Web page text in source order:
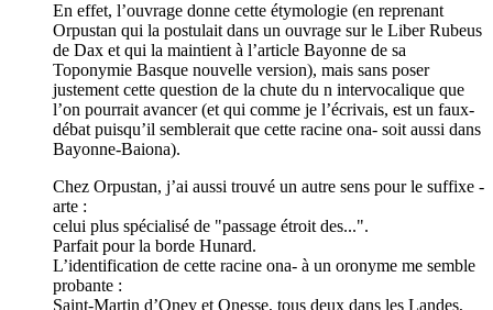
En effet, l’ouvrage donne cette étymologie (en reprenant
Orpustan qui la postulait dans un ouvrage sur le Liber Rubeus
de Dax et qui la maintient à l’article Bayonne de sa
Toponymie Basque nouvelle version), mais sans poser
justement cette question de la chute du n intervocalique que
l’on pourrait avancer (et qui comme je l’écrivais, est un faux-
débat puisqu’il semblerait que cette racine ona- soit aussi dans
Bayonne-Baiona).
Chez Orpustan, j’ai aussi trouvé un autre sens pour le suffixe -
arte :
celui plus spécialisé de "passage étroit des...".
Parfait pour la borde Hunard.
L’identification de cette racine ona- à un oronyme me semble
probante :
Saint-Martin d’Oney et Onesse, tous deux dans les Landes,